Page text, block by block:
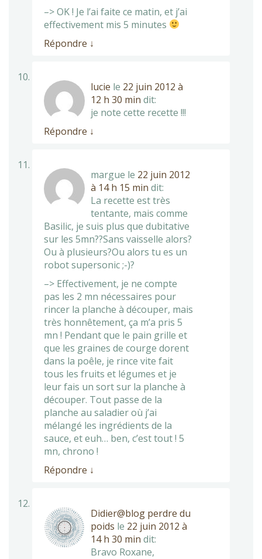
–> OK ! Je l’ai faite ce matin, et j’ai
effectivement mis 5 minutes
Répondre ↓
lucie le 22 juin 2012 à
12 h 30 min dit:
je note cette recette !!!
Répondre ↓
margue le 22 juin 2012
à 14 h 15 min dit:
La recette est très
tentante, mais comme
Basilic, je suis plus que dubitative
sur les 5mn??Sans vaisselle alors?
Ou à plusieurs?Ou alors tu es un
robot supersonic ;-)?
–> Effectivement, je ne compte
pas les 2 mn nécessaires pour
rincer la planche à découper, mais
très honnêtement, ça m’a pris 5
mn ! Pendant que le pain grille et
que les graines de courge dorent
dans la poêle, je rince vite fait
tous les fruits et légumes et je
leur fais un sort sur la planche à
découper. Tout passe de la
planche au saladier où j’ai
mélangé les ingrédients de la
sauce, et euh… ben, c’est tout ! 5
mn, chrono !
Répondre ↓
Didier@blog perdre du
poids le 22 juin 2012 à
14 h 30 min dit:
Bravo Roxane,